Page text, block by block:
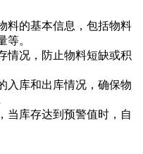
料的基本信息，包括物料
等。
情况，防止物料短缺或积
入库和出库情况，确保物
当库存达到预警值时，自